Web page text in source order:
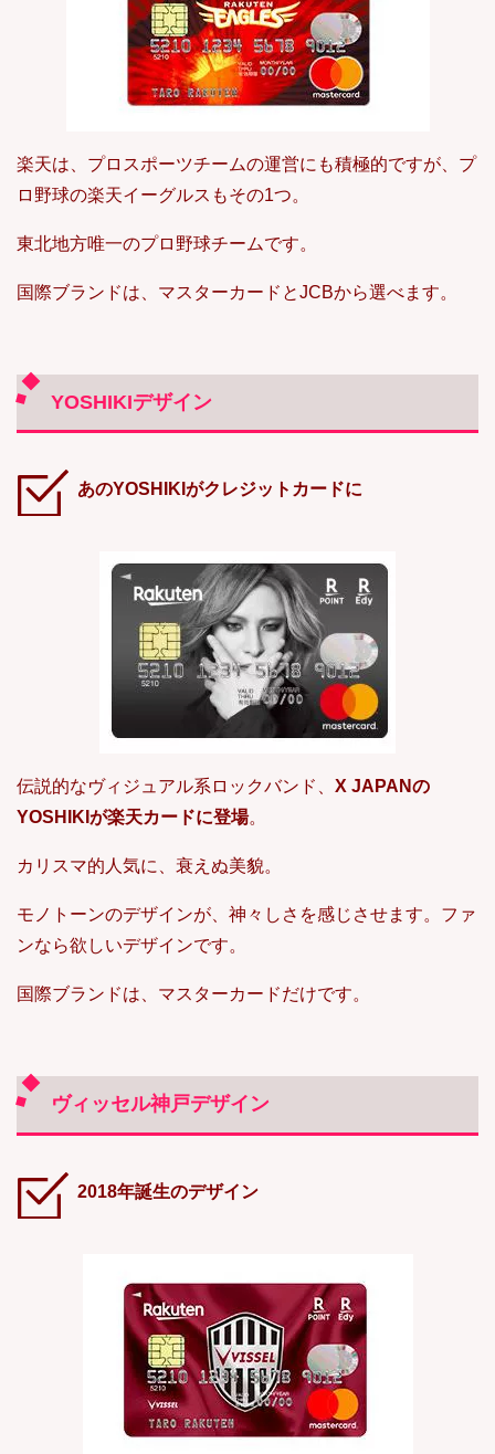
楽天は、プロスポーツチームの運営にも積極的ですが、プ
ロ野球の楽天イーグルスもその1つ。
東北地方唯一のプロ野球チームです。
国際ブランドは、マスターカードとJCBから選べます。
YOSHIKIデザイン
あのYOSHIKIがクレジットカードに
伝説的なヴィジュアル系ロックバンド、 X JAPANの
YOSHIKIが楽天カードに登場。
カリスマ的人気に、衰えぬ美貌。
モノトーンのデザインが、神々しさを感じさせます。ファ
ンなら欲しいデザインです。
国際ブランドは、マスターカードだけです。
ヴィッセル神戸デザイン
2018年誕生のデザイン